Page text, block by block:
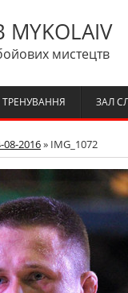
MYKOLAIV
мистецтв
ТРЕНУВАННЯ ЗАЛ
2016» IMG_1072